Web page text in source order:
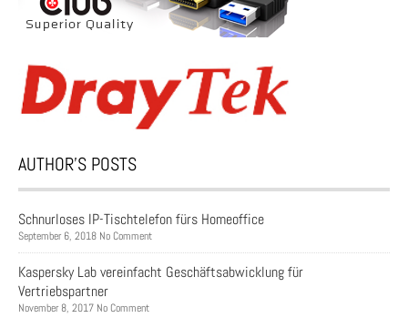
AUTHOR’S POSTS
Schnurloses IP-Tischtelefon fürs Homeoffice
September 6, 2018 No Comment
Kaspersky Lab vereinfacht Geschäftsabwicklung für
Vertriebspartner
November 8, 2017 No Comment